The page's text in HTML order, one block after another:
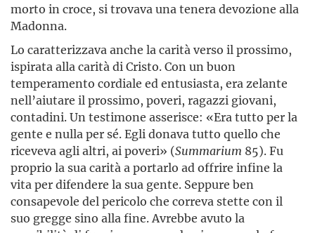
morto in croce, si trovava una tenera devozione alla
Madonna.
Lo caratterizzava anche la carità verso il prossimo,
ispirata alla carità di Cristo. Con un buon
temperamento cordiale ed entusiasta, era zelante
nell’aiutare il prossimo, poveri, ragazzi giovani,
contadini. Un testimone asserisce: «Era tutto per la
gente e nulla per sé. Egli donava tutto quello che
riceveva agli altri, ai poveri» (Summarium 85). Fu
proprio la sua carità a portarlo ad offrire infine la
vita per difendere la sua gente. Seppure ben
consapevole del pericolo che correva stette con il
suo gregge sino alla fine. Avrebbe avuto la